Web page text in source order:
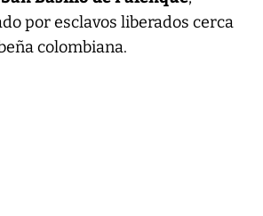
por esclavos liberados cerca
colombiana.